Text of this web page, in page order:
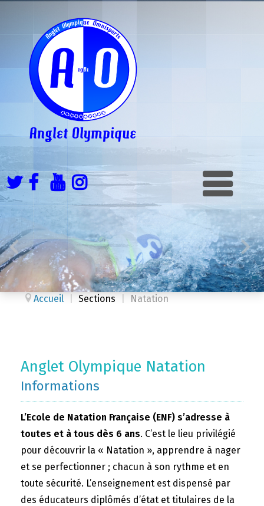
Accueil Sections Natation
Anglet Olympique Natation
Informations
L’Ecole de Natation Française (ENF) s’adresse à
toutes et à tous dès 6 ans. C’est le lieu privilégié
pour découvrir la « Natation », apprendre à nager
et se perfectionner ; chacun à son rythme et en
toute sécurité. L’enseignement est dispensé par
des éducateurs diplômés d’état et titulaires de la